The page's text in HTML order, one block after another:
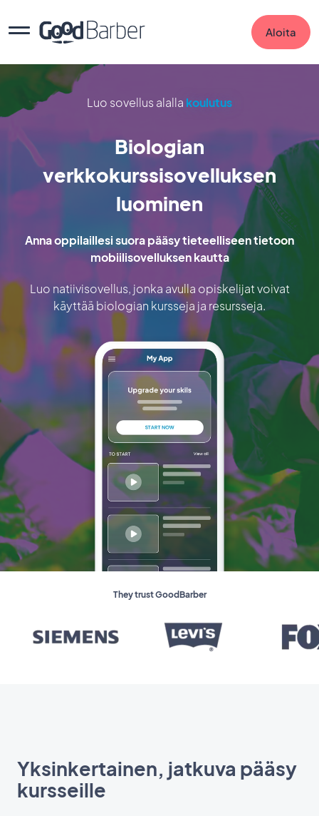
Aloita
Luo sovellus alalla koulutus
Biologian
verkkokurssisovelluksen
luominen
Anna oppilaillesi suora pääsy tieteelliseen tietoon
mobiilisovelluksen kautta
Luo natiivisovellus, jonka avulla opiskelijat voivat
käyttää biologian kursseja ja resursseja.
They trust GoodBarber
Yksinkertainen, jatkuva pääsy
kursseille